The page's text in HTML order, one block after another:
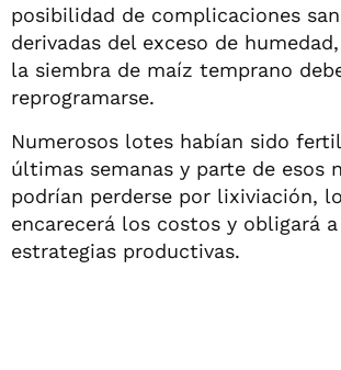
posibilidad de complicaciones
derivadas del exceso de
la siembra de maíz temprano
reprogramarse.
Numerosos lotes habían sido
últimas semanas y parte de esos
podrían perderse por lixiviación,
encarecerá los costos y obligará
estrategias productivas.